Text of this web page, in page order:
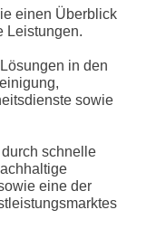
einen Überblick
Leistungen.
in den
sowie
schnelle
eine der